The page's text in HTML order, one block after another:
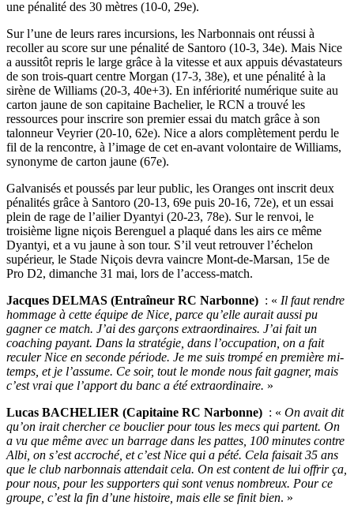
une pénalité des 30 mètres (10-0, 29e).
Sur l’une de leurs rares incursions, les Narbonnais ont réussi à
recoller au score sur une pénalité de Santoro (10-3, 34e). Mais Nice
a aussitôt repris le large grâce à la vitesse et aux appuis dévastateurs
de son trois-quart centre Morgan (17-3, 38e), et une pénalité à la
sirène de Williams (20-3, 40e+3). En infériorité numérique suite au
carton jaune de son capitaine Bachelier, le RCN a trouvé les
ressources pour inscrire son premier essai du match grâce à son
talonneur Veyrier (20-10, 62e). Nice a alors complètement perdu le
fil de la rencontre, à l’image de cet en-avant volontaire de Williams,
synonyme de carton jaune (67e).
Galvanisés et poussés par leur public, les Oranges ont inscrit deux
pénalités grâce à Santoro (20-13, 69e puis 20-16, 72e), et un essai
plein de rage de l’ailier Dyantyi (20-23, 78e). Sur le renvoi, le
troisième ligne niçois Berenguel a plaqué dans les airs ce même
Dyantyi, et a vu jaune à son tour. S’il veut retrouver l’échelon
supérieur, le Stade Niçois devra vaincre Mont-de-Marsan, 15e de
Pro D2, dimanche 31 mai, lors de l’access-match.
Jacques DELMAS (Entraîneur RC Narbonne) : « Il faut rendre
hommage à cette équipe de Nice, parce qu’elle aurait aussi pu
gagner ce match. J’ai des garçons extraordinaires. J’ai fait un
coaching payant. Dans la stratégie, dans l’occupation, on a fait
reculer Nice en seconde période. Je me suis trompé en première mi-
temps, et je l’assume. Ce soir, tout le monde nous fait gagner, mais
c’est vrai que l’apport du banc a été extraordinaire. »
Lucas BACHELIER (Capitaine RC Narbonne) : « On avait dit
qu’on irait chercher ce bouclier pour tous les mecs qui partent. On
a vu que même avec un barrage dans les pattes, 100 minutes contre
Albi, on s’est accroché, et c’est Nice qui a pété. Cela faisait 35 ans
que le club narbonnais attendait cela. On est content de lui offrir ça,
pour nous, pour les supporters qui sont venus nombreux. Pour ce
groupe, c’est la fin d’une histoire, mais elle se finit bien. »